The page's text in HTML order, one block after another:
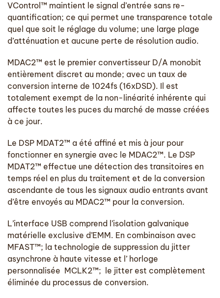
VControl™ maintient le signal d’entrée sans re-
quantification; ce qui permet une transparence totale
quel que soit le réglage du volume; une large plage
d’atténuation et aucune perte de résolution audio.
MDAC2™ est le premier convertisseur D/A monobit
entièrement discret au monde; avec un taux de
conversion interne de 1024fs (16xDSD). Il est
totalement exempt de la non-linéarité inhérente qui
affecte toutes les puces du marché de masse créées
à ce jour.
Le DSP MDAT2™ a été affiné et mis à jour pour
fonctionner en synergie avec le MDAC2™. Le DSP
MDAT2™ effectue une détection des transitoires en
temps réel en plus du traitement et de la conversion
ascendante de tous les signaux audio entrants avant
d’être envoyés au MDAC2™ pour la conversion.
L’interface USB comprend l’isolation galvanique
matérielle exclusive d’EMM. En combinaison avec
MFAST™; la technologie de suppression du jitter
asynchrone à haute vitesse et l’ horloge
personnalisée MCLK2™; le jitter est complètement
éliminée du processus de conversion.